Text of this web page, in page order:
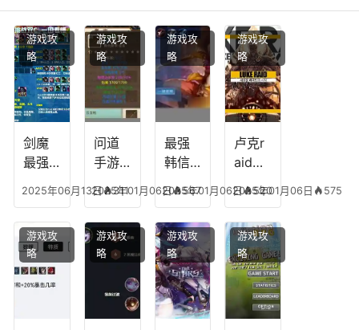
剑魔
最强
2025年06月13日 311
游戏攻
略
问道
手游
装备
2025年01月06日 567
游戏攻
略
最强
韩信
阵容
搭配
图
2025年01月06日 520
游戏攻
略
卢克r
aid改
攻略
2025年01月06日 575
游戏攻
略
游戏攻
略
游戏攻
略
游戏攻
略
游戏攻
略